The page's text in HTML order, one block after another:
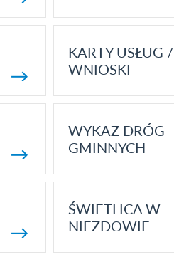
KARTY USŁUG /
WNIOSKI
WYKAZ DRÓG
GMINNYCH
ŚWIETLICA W
NIEZDOWIE